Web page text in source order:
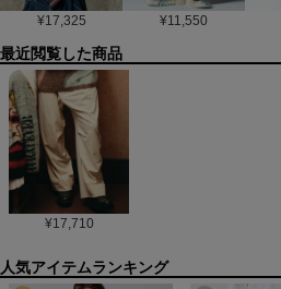
¥17,325 ¥11,550
最近閲覧した商品
¥17,710